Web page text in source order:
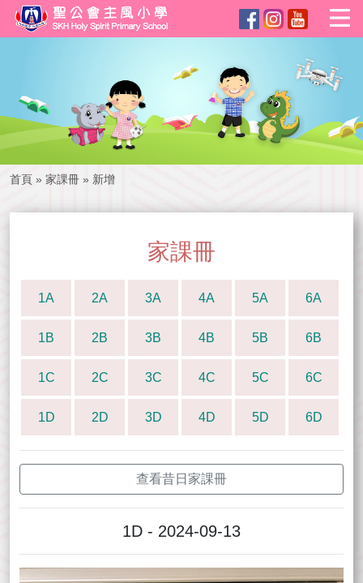
首頁 » 家課冊 » 新增
家課冊
1A 2A 3A 4A 5A 6A
1B 2B 3B 4B 5B 6B
1C 2C 3C 4C 5C 6C
1D 2D 3D 4D 5D 6D
查看昔日家課冊
1D - 2024-09-13